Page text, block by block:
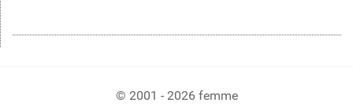
© 2001 - 2026 femme